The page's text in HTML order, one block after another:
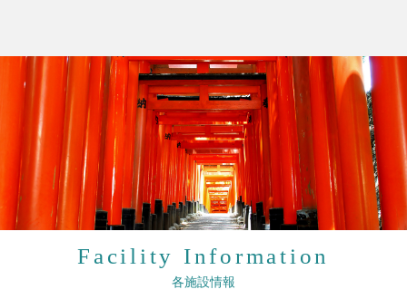
Facility Information
各施設情報